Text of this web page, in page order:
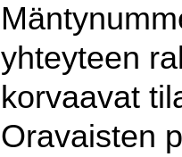
yhteyteen
korvaavat
Oravaisten